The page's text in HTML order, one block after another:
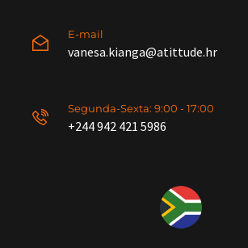
E-mail
vanesa.kianga@atittude.hr
Segunda-Sexta: 9:00 - 17:00
+244 942 421 5986